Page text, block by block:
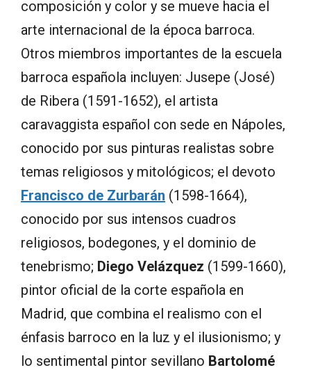
composición y color y se mueve hacia el
arte internacional de la época barroca.
Otros miembros importantes de la escuela
barroca española incluyen: Jusepe (José)
de Ribera (1591-1652), el artista
caravaggista español con sede en Nápoles,
conocido por sus pinturas realistas sobre
temas religiosos y mitológicos; el devoto
Francisco de Zurbarán (1598-1664),
conocido por sus intensos cuadros
religiosos, bodegones, y el dominio de
tenebrismo; Diego Velázquez (1599-1660),
pintor oficial de la corte española en
Madrid, que combina el realismo con el
énfasis barroco en la luz y el ilusionismo; y
lo sentimental pintor sevillano Bartolomé